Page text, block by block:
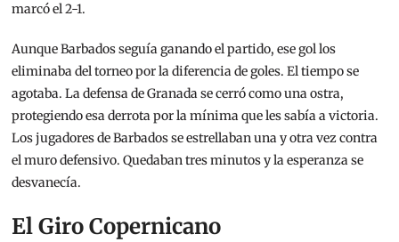
marcó el 2-1.
Aunque Barbados seguía ganando el partido, ese gol los
eliminaba del torneo por la diferencia de goles. El tiempo se
agotaba. La defensa de Granada se cerró como una ostra,
protegiendo esa derrota por la mínima que les sabía a victoria.
Los jugadores de Barbados se estrellaban una y otra vez contra
el muro defensivo. Quedaban tres minutos y la esperanza se
desvanecía.
El Giro Copernicano